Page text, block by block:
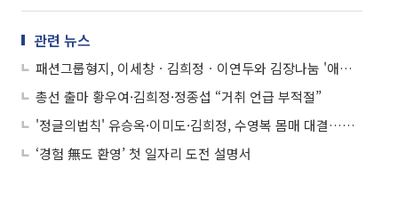
관련 뉴스
패션그룹형지, 이세창ㆍ김희정ㆍ이연두와 김장나눔 '애정담그미' 개최
총선 출마 황우여·김희정·정종섭 “거취 언급 부적절”
'정글의법칙' 유승옥·이미도·김희정, 수영복 몸매 대결…시선 집중 볼륨감
‘경험 無도 환영’ 첫 일자리 도전 설명서